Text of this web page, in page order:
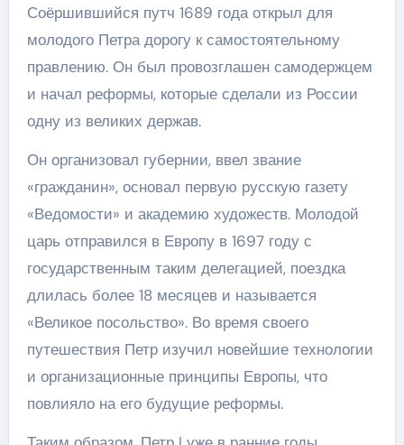
Соёршившийся путч 1689 года открыл для
молодого Петра дорогу к самостоятельному
правлению. Он был провозглашен самодержцем
и начал реформы, которые сделали из России
одну из великих держав.
Он организовал губернии, ввел звание
«гражданин», основал первую русскую газету
«Ведомости» и академию художеств. Молодой
царь отправился в Европу в 1697 году с
государственным таким делегацией, поездка
длилась более 18 месяцев и называется
«Великое посольство». Во время своего
путешествия Петр изучил новейшие технологии
и организационные принципы Европы, что
повлияло на его будущие реформы.